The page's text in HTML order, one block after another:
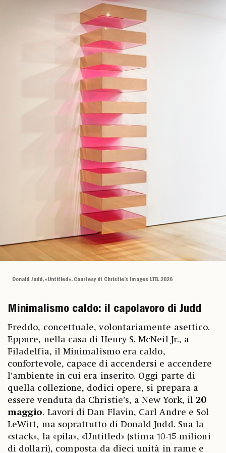
Donald Judd, «Untitled». Courtesy di Christie’s Images LTD. 2026
Minimalismo caldo: il capolavoro di Judd
Freddo, concettuale, volontariamente asettico.
Eppure, nella casa di Henry S. McNeil Jr., a
Filadelfia, il Minimalismo era caldo,
confortevole, capace di accendersi e accendere
l’ambiente in cui era inserito. Oggi parte di
quella collezione, dodici opere, si prepara a
essere venduta da Christie’s, a New York, il20
maggio. Lavori di Dan Flavin, Carl Andre e Sol
LeWitt, ma soprattutto di Donald Judd. Sua la
«stack», la «pila», «Untitled» (stima 10-15 milioni
di dollari), composta da dieci unità in rame e